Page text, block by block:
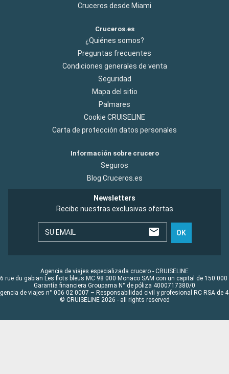
Cruceros desde Miami
Cruceros.es
¿Quiénes somos?
Preguntas frecuentes
Condiciones generales de venta
Seguridad
Mapa del sitio
Palmares
Cookie CRUISELINE
Carta de protección datos personales
Información sobre crucero
Seguros
Blog Cruceros.es
Newsletters
Recibe nuestras exclusivas ofertas
SU EMAIL OK
Agencia de viajes especializada crucero - CRUISELINE
rue du gabian Les flots bleus MC 98 000 Monaco SAM con un capital de 150 000
Garantía financiera Groupama N° de póliza 4000717380/0
de viajes n° 006 02 0007 – Responsabilidad civil y profesional RC RSA de
© CRUISELINE 2026 - all rights reserved